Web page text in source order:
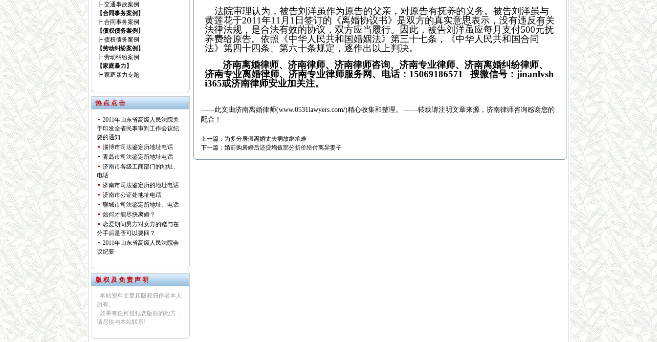
┝ 交通事故案例
【合同事务案例】
┝ 合同事务案例
【债权债务案例】
┝ 债权债务案例
【劳动纠纷案例】
┝ 劳动纠纷案例
【家庭暴力】
┝ 家庭暴力专题
热 点 点 击
2011年山东省高级人民法院关
于印发全省民事审判工作会议纪
要的通知
淄博市司法鉴定所地址电话
青岛市司法鉴定所地址电话
济南市各级工商部门的地址、
电话
济南市司法鉴定所的地址电话
济南市公证处地址电话
聊城市司法鉴定所地址、电话
如何才能尽快离婚？
恋爱期间男方对女方的赠与在
分手后是否可以要回？
2011年山东省高级人民法院会
议纪要
版 权 及 免 责 声 明
本站资料文章其版权归作者本人
所有。
如果有任何侵犯您版权的地方，
请尽快与本站联系!
法院审理认为，被告刘洋虽作为原告的父亲，对原告有抚养的义务。被告刘洋虽与
黄莲花于2011年11月1日签订的《离婚协议书》是双方的真实意思表示，没有违反有关
法律法规，是合法有效的协议，双方应当履行。因此，被告刘洋虽应每月支付500元抚
养费给原告。依照《中华人民共和国婚姻法》第三十七条，《中华人民共和国合同
法》第四十四条、第六十条规定，逐作出以上判决。
济南离婚律师、济南律师、济南律师咨询、济南专业律师、济南离婚纠纷律师、
济南专业离婚律师、济南专业律师服务网、电话：15069186571 搜微信号：jinanlvsh
i365或济南律师安业加关注。
——此文由济南离婚律师(www.0531lawyers.com/)精心收集和整理。 ——转载请注明文章来源， 济南律师咨询感谢您的
配合！
上一篇： 为多分房假离婚丈夫病故继承难
下一篇： 婚前购房婚后还贷增值部分折价给付离异妻子